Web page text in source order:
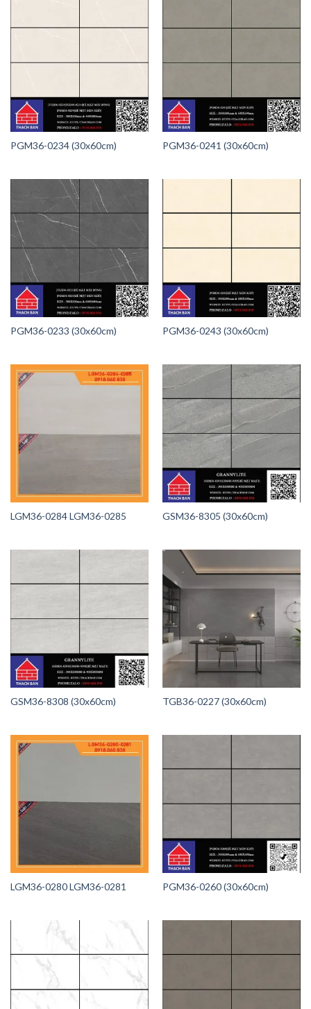
PGM36-0234 (30x60cm) PGM36-0241 (30x60cm)
PGM36-0233 (30x60cm) PGM36-0243 (30x60cm)
LGM36-0284 LGM36-0285 GSM36-8305 (30x60cm)
GSM36-8308 (30x60cm) TGB36-0227 (30x60cm)
LGM36-0280 LGM36-0281 PGM36-0260 (30x60cm)